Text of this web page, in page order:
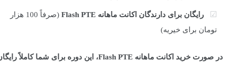
رایگان برای دارندگان اکانت ماهانه Flash PTE
(صرفاً 100 هزار
تومان برای خیریه)
در صورت خرید اکانت ماهانه Flash PTE، این دوره برای شما کاملاً رایگان